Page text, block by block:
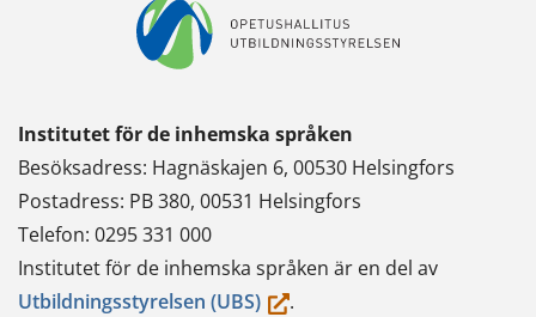
Institutet för de inhemska språken
Besöksadress: Hagnäskajen 6, 00530 Helsingfors
Postadress: PB 380, 00531 Helsingfors
Telefon: 0295 331 000
Institutet för de inhemska språken är en del av
Utbildningsstyrelsen (UBS)(du.